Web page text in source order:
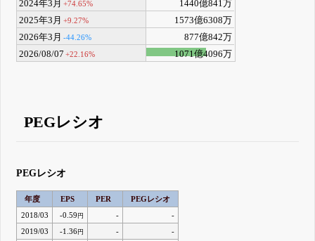
2024年3月 +74.65%
1440億841万
2025年3月 +9.27%
1573億6308万
2026年3月 -44.26%
877億842万
2026/08/07 +22.16% 1071億4096万
PEGレシオ
PEGレシオ
年度 EPS PER
PEGレシオ
2018/03
-0.59 円 -
-
2019/03
-1.36円 -
-